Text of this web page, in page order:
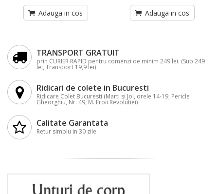
Adauga in cos Adauga in cos
TRANSPORT GRATUIT
prin CURIER RAPID pentru comenzi de minim 249 lei. (Sub 249
lei, Transport 19,9 lei)
Ridicari de colete in Bucuresti
Ridicare Colet Bucuresti (Marti si Joi, orele 14-19, Pericle
Gheorghiu, Nr. 49, M. Eroii Revolutiei)
Calitate Garantata
Retur simplu in 30 zile.